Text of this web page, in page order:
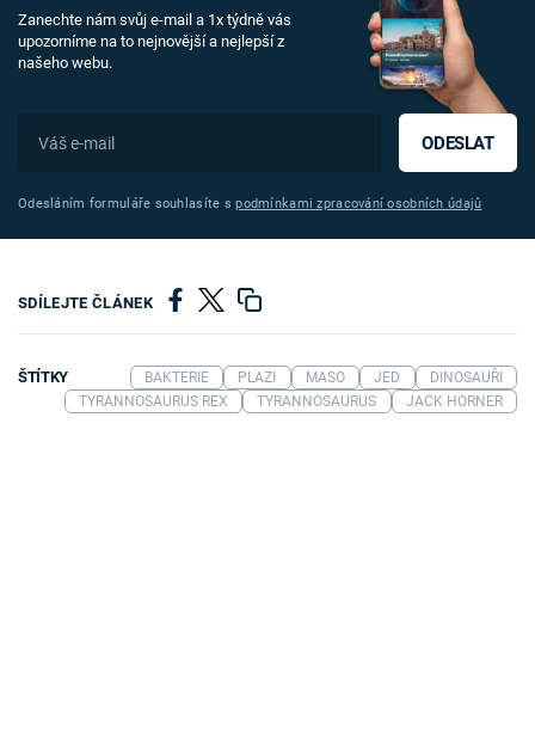
Zanechte nám svůj e-mail a 1x týdně vás
upozorníme na to nejnovější a nejlepší z
našeho webu.
ODESLAT
Odesláním formuláře souhlasíte spodmínkami zpracování osobních údajů
SDÍLEJTE ČLÁNEK
ŠTÍTKY BAKTERIE PLAZI MASO JED
DINOSAUŘI
TYRANNOSAURUS REX
TYRANNOSAURUS JACK HORNER